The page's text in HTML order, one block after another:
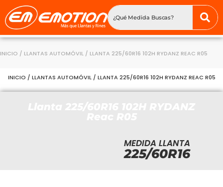
INICIO / LLANTAS AUTOMÓVIL / LLANTA 225/60R16 102H RYDANZ REAC R05
INICIO / LLANTAS AUTOMÓVIL/ LLANTA 225/60R16 102H RYDANZ REAC R05
MEDIDA LLANTA
225/60R16